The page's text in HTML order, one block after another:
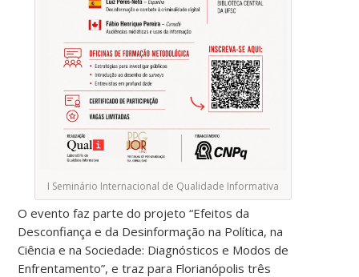
I Seminário Internacional de Qualidade Informativa
O evento faz parte do projeto “Efeitos da
Desconfiança e da Desinformação na Política, na
Ciência e na Sociedade: Diagnósticos e Modos de
Enfrentamento”, e traz para Florianópolis três